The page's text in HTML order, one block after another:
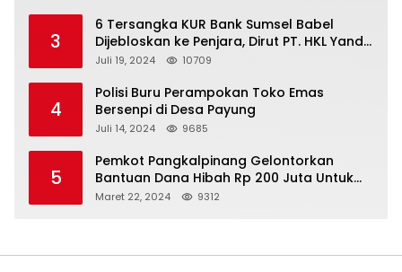
3
6 Tersangka KUR Bank Sumsel Babel
Dijebloskan ke Penjara, Dirut PT. HKL Yandi
Mangkir dari Panggilan Kejati
Juli 19, 2024 10709
4
Polisi Buru Perampokan Toko Emas
Bersenpi di Desa Payung
Juli 14, 2024 9685
5
Pemkot Pangkalpinang Gelontorkan
Bantuan Dana Hibah Rp 200 Juta Untuk
Pembangunan Masjid H. Bakri
Maret 22, 2024 9312